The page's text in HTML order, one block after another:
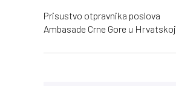
Prisustvo otpravnika poslova
Ambasade Crne Gore u Hrvatskoj
Kninu izazvalo je političke